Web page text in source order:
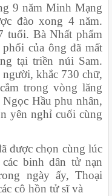
9 năm Minh Mạng
đào xong 4 năm.
tuổi. Bà Nhất phẩm
của ông đã mất
tại triền núi Sam.
người, khắc 730 chữ,
trong vòng lăng
Hầu phu nhân,
yên nghỉ cuối cùng
được chọn cùng lúc
binh dân tử nạn
ngày ấy, Thoại
cô hồn tử sĩ và